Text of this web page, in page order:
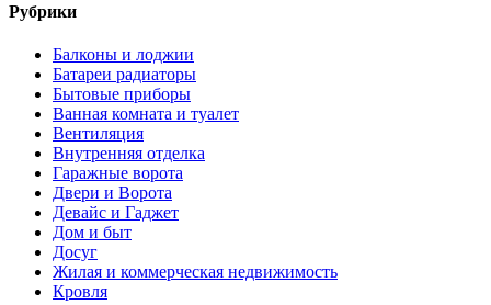
Рубрики
Балконы и лоджии
Батареи радиаторы‎
Бытовые приборы
Ванная комната и туалет
Вентиляция
Внутренняя отделка
Гаражные ворота
Двери и Ворота
Девайс и Гаджет
Дом и быт
Досуг
Жилая и коммерческая недвижимость
Кровля